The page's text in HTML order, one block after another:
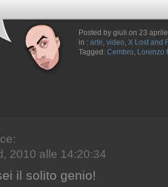
Posted by giuli on 23
in : arte, video, X Lost and
Tagged: Cembro, Lorenzo
2010 alle 14:20:34
il solito genio!